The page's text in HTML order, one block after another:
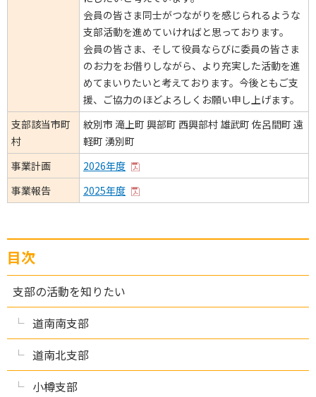
会員の皆さま同士がつながりを感じられるような
支部活動を進めていければと思っております。
会員の皆さま、そして役員ならびに委員の皆さま
のお力をお借りしながら、より充実した活動を進
めてまいりたいと考えております。今後ともご支
援、ご協力のほどよろしくお願い申し上げます。
支部該当市町
村
紋別市 滝上町 興部町 西興部村 雄武町 佐呂間町 遠
軽町 湧別町
事業計画
2026年度
事業報告
2025年度
目次
支部の活動を知りたい
道南南支部
道南北支部
小樽支部